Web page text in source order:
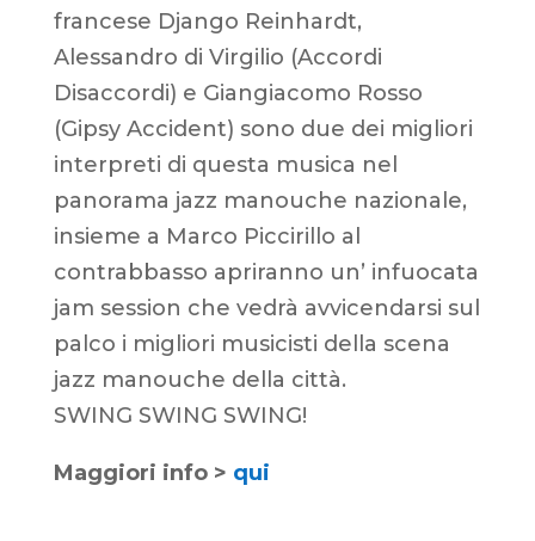
francese Django Reinhardt,
Alessandro di Virgilio (Accordi
Disaccordi) e Giangiacomo Rosso
(Gipsy Accident) sono due dei migliori
interpreti di questa musica nel
panorama jazz manouche nazionale,
insieme a Marco Piccirillo al
contrabbasso apriranno un’ infuocata
jam session che vedrà avvicendarsi sul
palco i migliori musicisti della scena
jazz manouche della città.
SWING SWING SWING!
Maggiori info > qui